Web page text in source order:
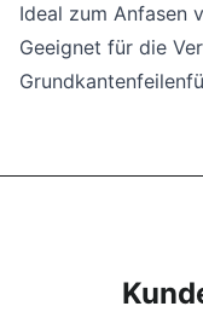
Ideal zum Anfasen
Geeignet für die